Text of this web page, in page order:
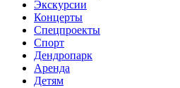
Экскурсии
Концерты
Спецпроекты
Спорт
Дендропарк
Аренда
Детям